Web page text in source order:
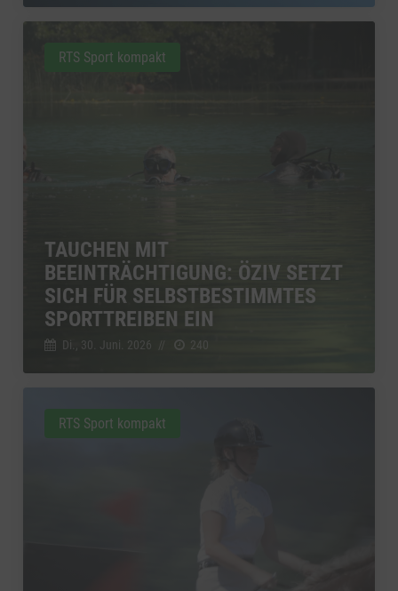
TAUCHEN MIT
BEEINTRÄCHTIGUNG: ÖZIV SETZT
SICH FÜR SELBSTBESTIMMTES
SPORTTREIBEN EIN
Di., 30. Juni. 2026 // 240
RTS Sport kompakt
RTS Sport kompakt